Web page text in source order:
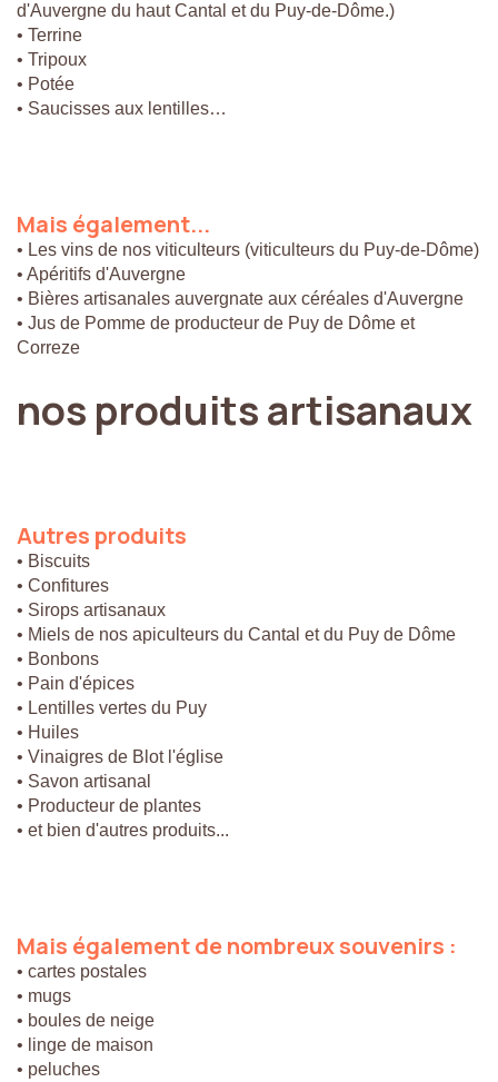
d'Auvergne du haut Cantal et du Puy-de-Dôme.)
• Terrine
• Tripoux
• Potée
• Saucisses aux lentilles…
Mais également...
• Les vins de nos viticulteurs (viticulteurs du Puy-de-Dôme)
• Apéritifs d'Auvergne
• Bières artisanales auvergnate aux céréales d'Auvergne
• Jus de Pomme de producteur de Puy de Dôme et
Correze
nos produitsartisanaux
Autres produits
• Biscuits
• Confitures
• Sirops artisanaux
• Miels de nos apiculteurs du Cantal et du Puy de Dôme
• Bonbons
• Pain d'épices
• Lentilles vertes du Puy
• Huiles
• Vinaigres de Blot l'église
• Savon artisanal
• Producteur de plantes
• et bien d'autres produits...
Mais égalementdenombreuxsouvenirs :
• cartes postales
• mugs
• boules de neige
• linge de maison
• peluches